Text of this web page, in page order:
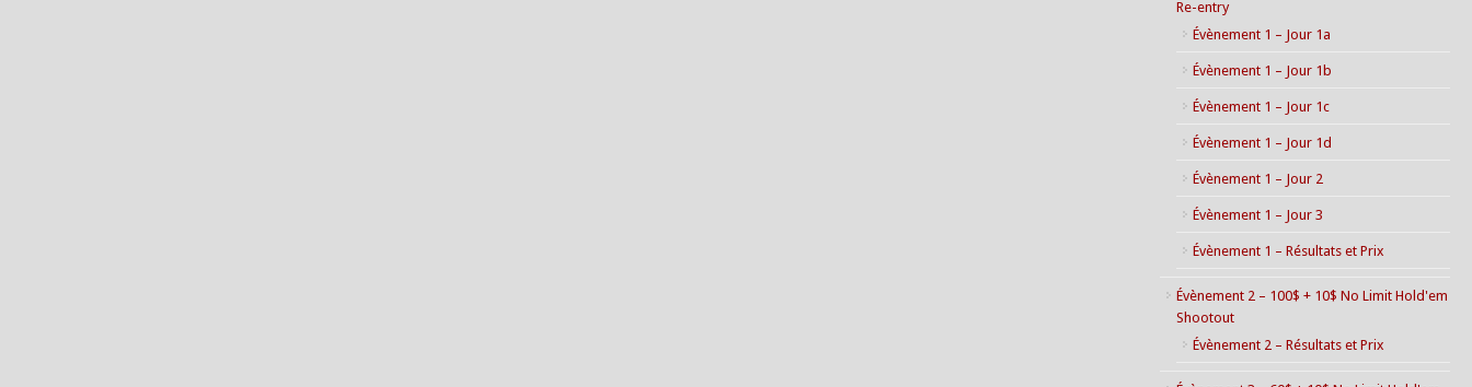
Re-entry
Évènement 1 – Jour 1a
Évènement 1 – Jour 1b
Évènement 1 – Jour 1c
Évènement 1 – Jour 1d
Évènement 1 – Jour 2
Évènement 1 – Jour 3
Évènement 1 – Résultats et Prix
Évènement 2 – 100$ + 10$ No Limit Hold'em
Shootout
Évènement 2 – Résultats et Prix